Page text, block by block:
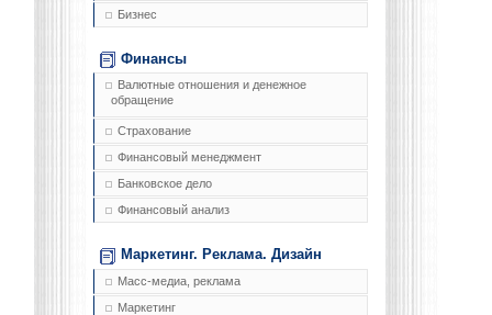
Бизнес
Финансы
Валютные отношения и денежное
обращение
Страхование
Финансовый менеджмент
Банковское дело
Финансовый анализ
Маркетинг. Реклама. Дизайн
Масс-медиа, реклама
Маркетинг